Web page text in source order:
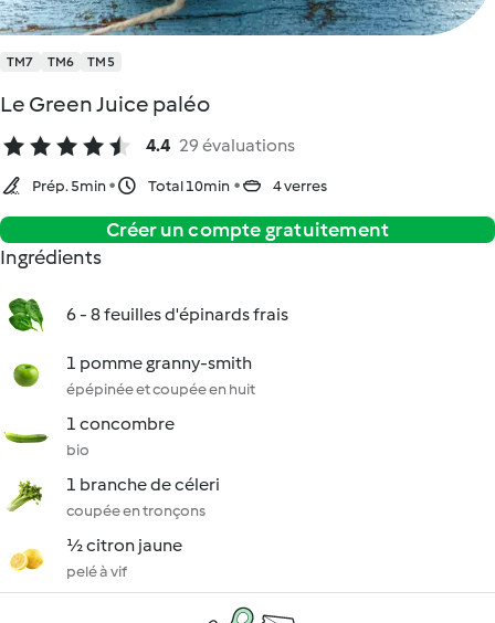
TM7 TM6 TM5
Le Green Juice paléo
4.4 29 évaluations
Prép. 5min Total 10min 4 verres
Créer un compte gratuitement
Ingrédients
6 - 8 feuilles d'épinards frais
1 pomme granny-smith
épépinée et coupée en huit
1 concombre
bio
1 branche de céleri
coupée en tronçons
½ citron jaune
pelé à vif